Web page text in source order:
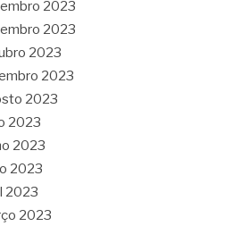
2023
2023
2023
2023
2023
2023
2023
2023
2023
2023